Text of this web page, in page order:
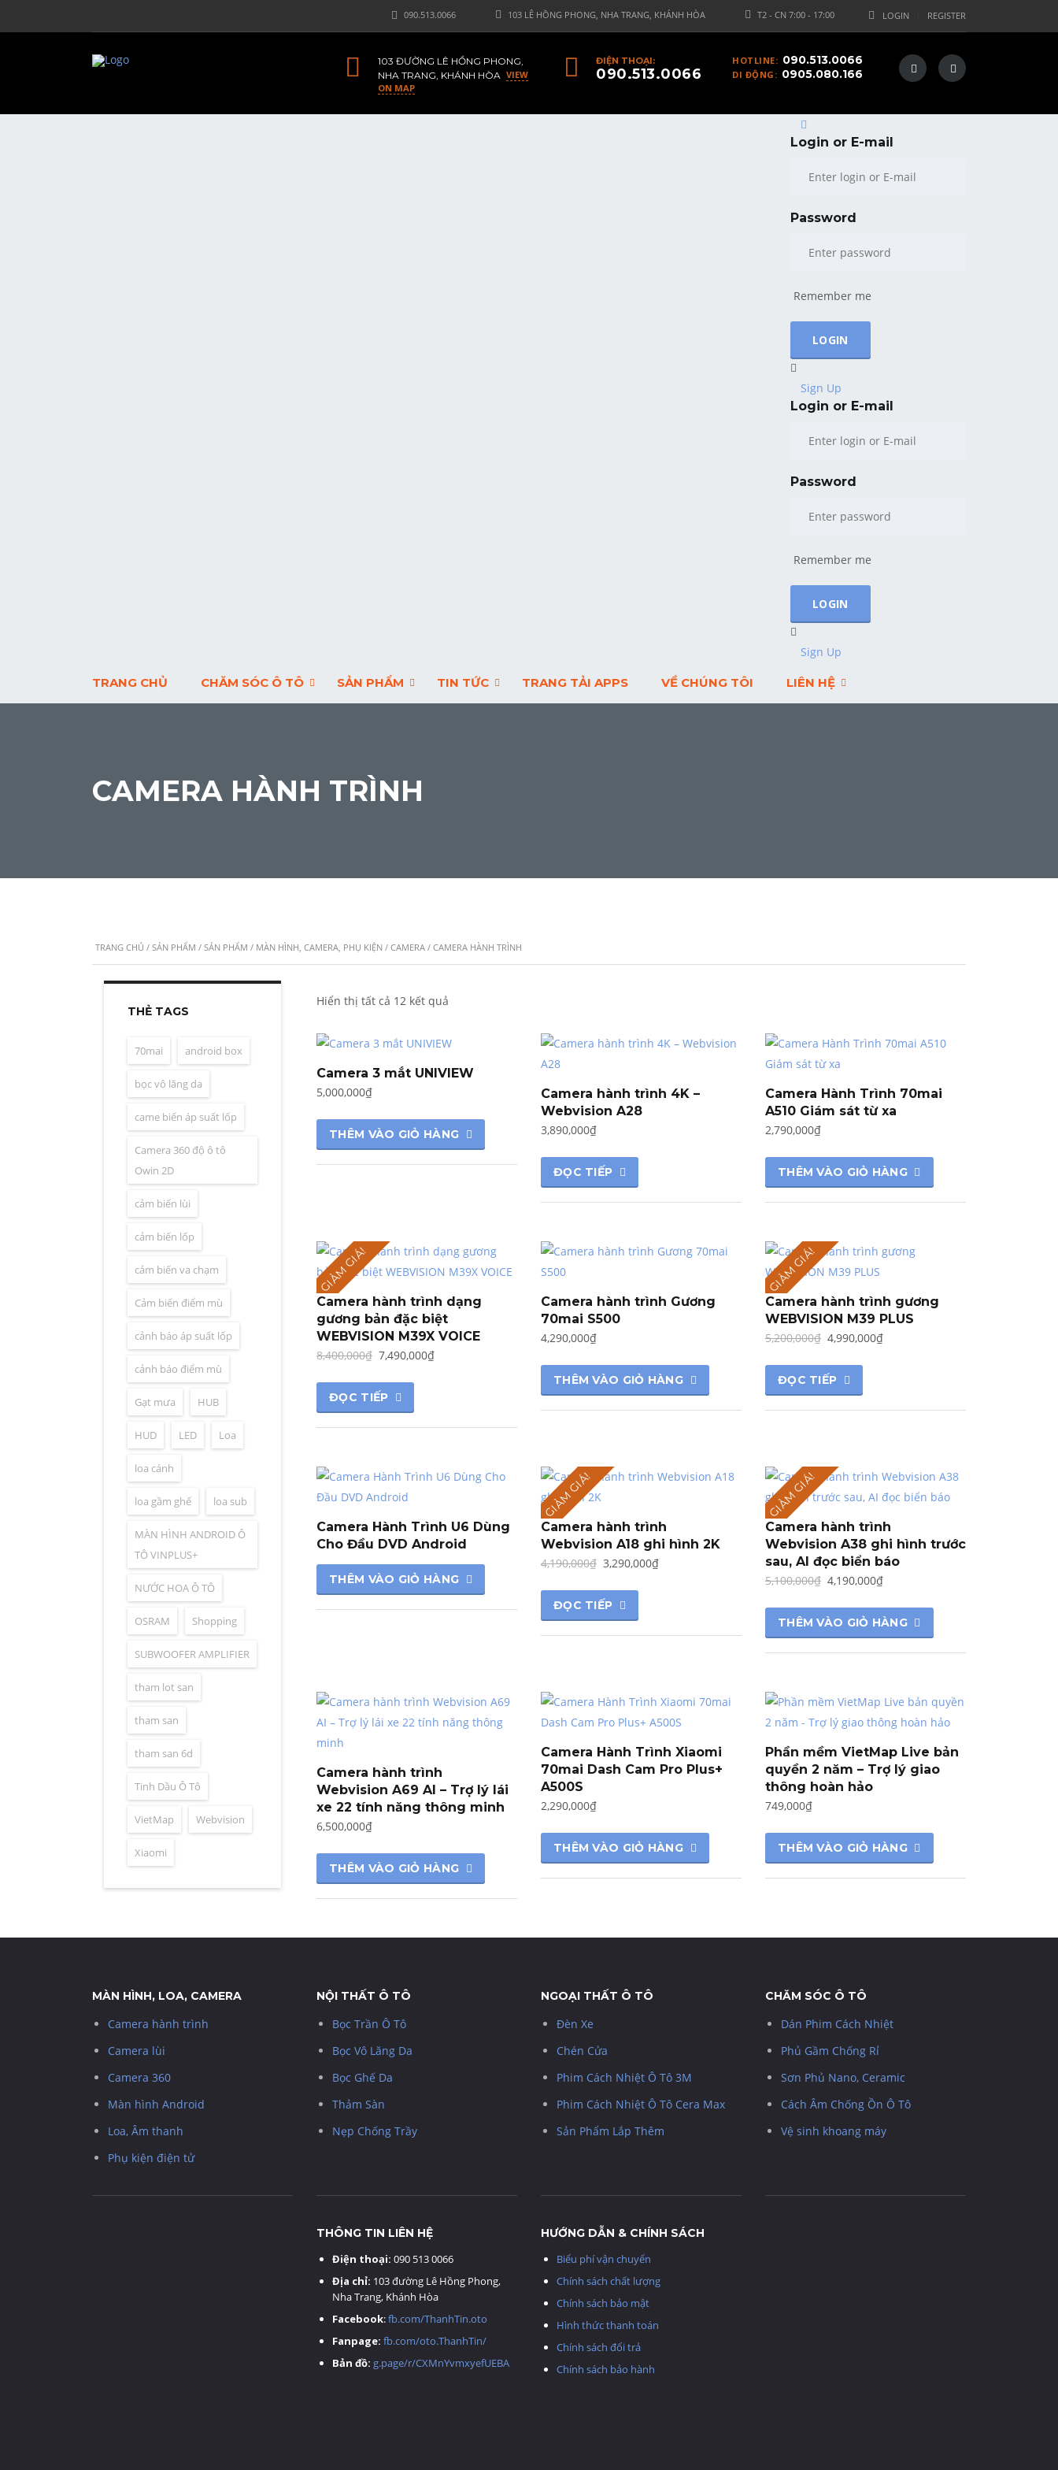
LOGIN REGISTER
T2 - CN 7:00 - 17:00
103 LÊ HỒNG PHONG, NHA TRANG, KHÁNH HÒA
090.513.0066
HOTLINE: 090.513.0066
DI ĐỘNG: 0905.080.166
ĐIỆN THOẠI:
090.513.0066
103 ĐƯỜNG LÊ HỒNG PHONG,
NHA TRANG, KHÁNH HÒA VIEW
ON MAP
Login or E-mail
Password
Remember me
Sign Up
Login or E-mail
Password
Remember me
Sign Up
TRANG CHỦ CHĂM SÓC Ô TÔ SẢN PHẨM TIN TỨC TRANG TẢI APPS VỀ CHÚNG TÔI LIÊN HỆ
CAMERA HÀNH TRÌNH
TRANG CHỦ / SẢN PHẨM / SẢN PHẨM / MÀN HÌNH, CAMERA, PHỤ KIỆN / CAMERA / CAMERA HÀNH TRÌNH
Hiển thị tất cả 12 kết quả
Camera 3 mắt UNIVIEW
5,000,000₫
THÊM VÀO GIỎ HÀNG
Camera hành trình 4K –
Webvision A28
3,890,000₫
ĐỌC TIẾP
Camera Hành Trình 70mai
A510 Giám sát từ xa
2,790,000₫
THÊM VÀO GIỎ HÀNG
GIẢM GIÁ!
Camera hành trình dạng
gương bản đặc biệt
WEBVISION M39X VOICE
8,400,000₫ Giá
là:
8,400,000₫.
7,490,000₫Giá
ĐỌC TIẾP
Camera hành trình Gương
70mai S500
4,290,000₫
THÊM VÀO GIỎ HÀNG
GIẢM GIÁ!
Camera hành trình gương
WEBVISION M39 PLUS
5,200,000₫ Giá
là:
5,200,000₫.
4,990,000₫Giá
ĐỌC TIẾP
Camera Hành Trình U6 Dùng
Cho Đầu DVD Android
THÊM VÀO GIỎ HÀNG
GIẢM GIÁ!
Camera hành trình
Webvision A18 ghi hình 2K
4,190,000₫ Giá
là:
4,190,000₫.
3,290,000₫Giá
ĐỌC TIẾP
GIẢM GIÁ!
Camera hành trình
Webvision A38 ghi hình trước
sau, AI đọc biển báo
5,100,000₫ Giá
là:
5,100,000₫.
4,190,000₫Giá
tại
là:
THÊM VÀO GIỎ HÀNG
Camera hành trình
Webvision A69 AI – Trợ lý lái
xe 22 tính năng thông minh
6,500,000₫
THÊM VÀO GIỎ HÀNG
Camera Hành Trình Xiaomi
70mai Dash Cam Pro Plus+
A500S
2,290,000₫
THÊM VÀO GIỎ HÀNG
Phần mềm VietMap Live bản
quyền 2 năm – Trợ lý giao
thông hoàn hảo
749,000₫
THÊM VÀO GIỎ HÀNG
THẺ TAGS
70mai android box
bọc vô lăng da
came biến áp suất lốp
Camera 360 độ ô tô
Owin 2D
cảm biến lùi
cảm biến lốp
cảm biến va chạm
Cảm biến điểm mù
cảnh báo áp suất lốp
cảnh báo điểm mù
Gạt mưa HUB
HUD LED Loa
loa cánh
loa gầm ghế loa sub
MÀN HÌNH ANDROID Ô
TÔ VINPLUS+
NƯỚC HOA Ô TÔ
OSRAM Shopping
SUBWOOFER AMPLIFIER
tham lot san
tham san
tham san 6d
Tinh Dầu Ô Tô
VietMap Webvision
Xiaomi
MÀN HÌNH, LOA, CAMERA
Camera hành trình
Camera lùi
Camera 360
Màn hình Android
Loa, Âm thanh
Phụ kiện điện tử
NỘI THẤT Ô TÔ
Bọc Trần Ô Tô
Bọc Vô Lăng Da
Bọc Ghế Da
Thảm Sàn
Nẹp Chống Trầy
NGOẠI THẤT Ô TÔ
Đèn Xe
Chén Cửa
Phim Cách Nhiệt Ô Tô 3M
Phim Cách Nhiệt Ô Tô Cera Max
Sản Phẩm Lắp Thêm
CHĂM SÓC Ô TÔ
Dán Phim Cách Nhiệt
Phủ Gầm Chống Rỉ
Sơn Phủ Nano, Ceramic
Cách Âm Chống Ồn Ô Tô
Vệ sinh khoang máy
THÔNG TIN LIÊN HỆ
Điện thoại: 090 513 0066
Địa chỉ: 103 đường Lê Hồng Phong,
Nha Trang, Khánh Hòa
Facebook:fb.com/ThanhTin.oto
Fanpage: fb.com/oto.ThanhTin/
Bản đồ: g.page/r/CXMnYvmxyefUEBA
HƯỚNG DẪN & CHÍNH SÁCH
Biểu phí vận chuyển
Chính sách chất lượng
Chính sách bảo mật
Hình thức thanh toán
Chính sách đổi trả
Chính sách bảo hành